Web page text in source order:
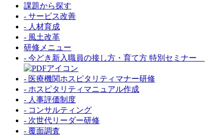
課題から探す
- サービス改善
- 人材育成
- 風土改革
研修メニュー
- 今どき新入職員の接し方・育て方 特別セミナー
- 医療機関ホスピタリティマナー研修
- ホスピタリティマニュアル作成
- 人事評価制度
- コンサルティング
- 次世代リーダー研修
- 覆面調査